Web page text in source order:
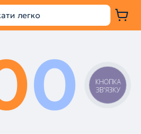
0
КНОПКА
ЗВ'ЯЗКУ